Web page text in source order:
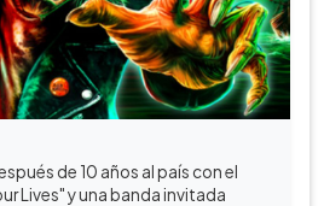
de 10 años al país con el
Lives" y una banda invitada